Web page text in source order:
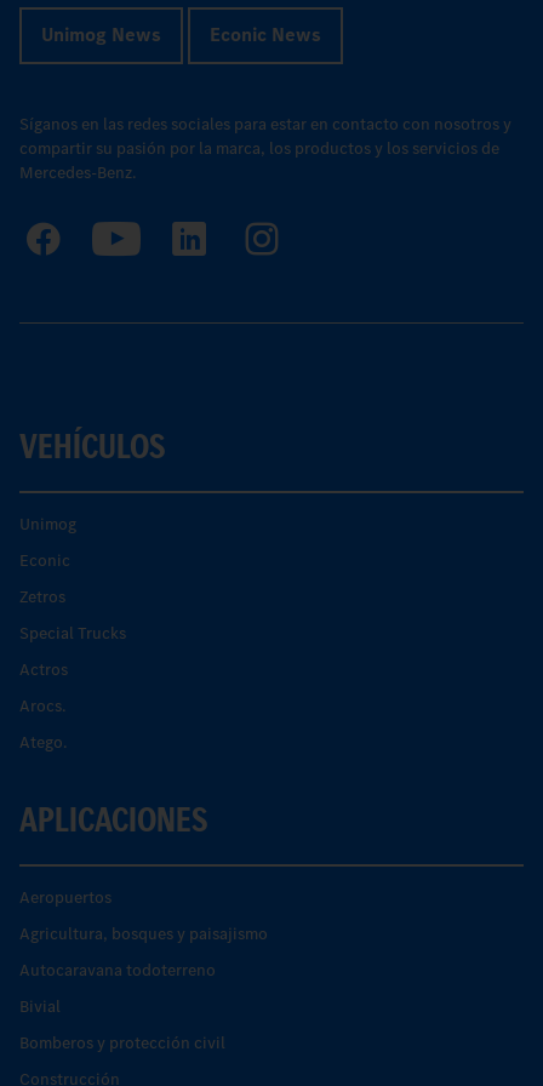
Unimog News Econic News
Síganos en las redes sociales para estar en contacto con nosotros y
compartir su pasión por la marca, los productos y los servicios de
Mercedes-Benz.
VEHÍCULOS
Unimog
Econic
Zetros
Special Trucks
Actros
Arocs.
Atego.
APLICACIONES
Aeropuertos
Agricultura, bosques y paisajismo
Autocaravana todoterreno
Bivial
Bomberos y protección civil
Construcción